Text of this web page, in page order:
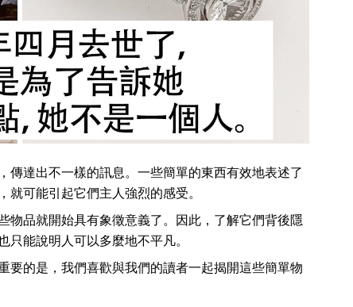
傳達出不一樣的訊息。一些簡單的東西有效地表述了
可能引起它們主人強烈的感受。
物品就開始具有象徵意義了。因此，了解它們背後隱
能說明人可以多麼地不平凡。
要的是，我們喜歡與我們的讀者一起揭開這些簡單物